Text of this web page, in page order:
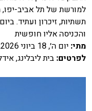
למורשת של תל אביב-
והכניסה אליו חופשית
מתי: יום ה׳, 18 ביוני 2026, 19:30
לפרטים: בית ליבלינג, אידלסון 29 תל